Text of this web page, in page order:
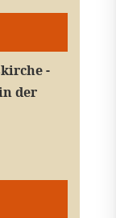
-
der